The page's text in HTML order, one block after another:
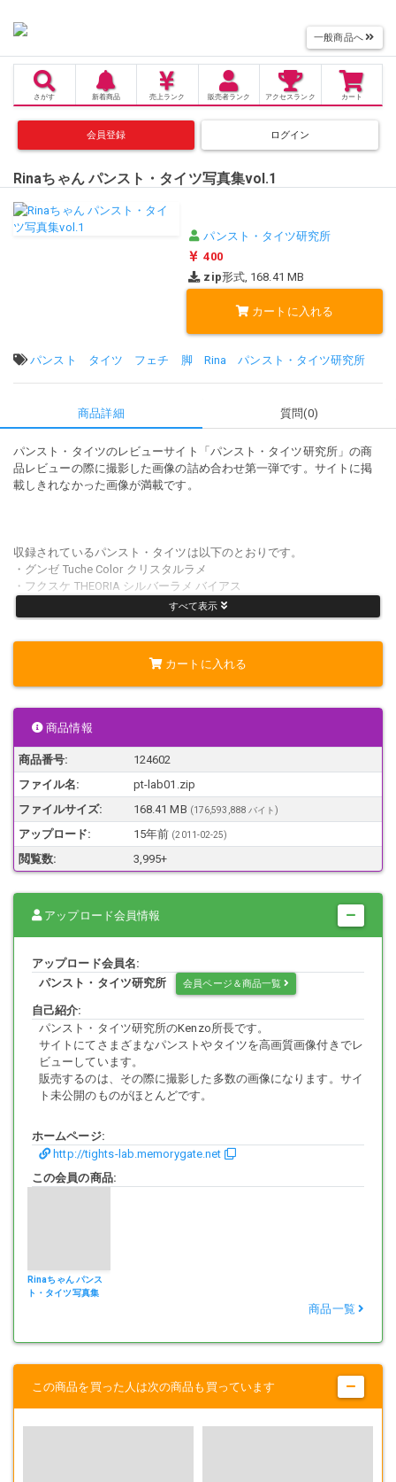
一般商品へ
さがす 新着商品 売上 ランク 販売者ランク アクセス ランク カート
会員登録 ログイン
Rinaちゃん パンスト・タイツ写真集vol.1
パンスト・タイツ研究所
400
zip形式, 168.41 MB
カートに入れる
タグ:
パンスト タイツ フェチ 脚 Rina パンスト・タイツ研究所
商品詳細 質問(0)
パンスト・タイツのレビューサイト「パンスト・タイツ研究所」の商
品レビューの際に撮影した画像の詰め合わせ第一弾です。サイトに掲
載しきれなかった画像が満載です。
収録されているパンスト・タイツは以下のとおりです。
・グンゼ Tuche Color クリスタルラメ
・フクスケ THEORIA シルバーラメ バイアス
・フクスケ THEORIA サイド花
画像枚数：190枚
画像サイズ：2816×2112 または 2048×1536
注意事項
あくまでもパンストやタイツの質感を楽しむ趣旨の画像です。下着も
写っていますが、過激な露出等はありません。パンスト、タイツに興
味のない方はご遠慮ください。
素人撮影のため、画質に関しては期待しないでください。ピンボケ等
の画像は省いています。
画像、画質の確認は下記サイトのほうもご覧ください。
外部リンク禁止tights-lab.memorygate.net/
すべて表示
カートに入れる
商品情報
商品番号:
124602
ファイル名:
pt-lab01.zip
ファイルサイズ:
168.41 MB (176,593,888 バイト)
アップロード: 15年前 (2011-02-25)
閲覧数: 3,995+
アップロード会員情報
アップロード会員名:
パンスト・タイツ研究所
会員ページ＆商品一覧
自己紹介:
パンスト・タイツ研究所のKenzo所長です。
サイトにてさまざまなパンストやタイツを高画質画像付きでレ
ビューしています。
販売するのは、その際に撮影した多数の画像になります。サイ
ト未公開のものがほとんどです。
ホームページ:
http://tights-lab.memorygate.net
この会員の商品:
Rinaちゃん パンス
ト・タイツ写真集
商品一覧
この商品を買った人は次の商品も買っています